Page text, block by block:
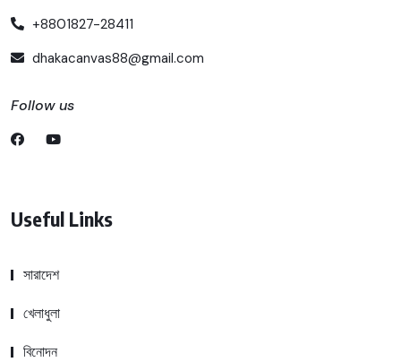
+8801827-28411
dhakacanvas88@gmail.com
Follow us
Useful Links
সারাদেশ
খেলাধুলা
বিনোদন